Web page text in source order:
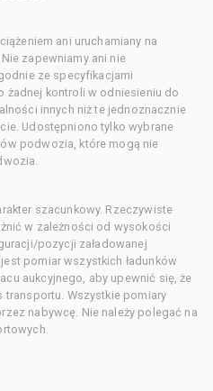
ani uruchamiany na
zapewniamy ani nie
ze specyfikacjami
żadnej kontroli w odniesieniu do
innych niż te jednoznacznie
Udostępniono tylko wybrane
podwozia, które mogą nie
szacunkowy. Rzeczywiste
w zależności od wysokości
pozycji załadowanej
pomiar wszystkich ładunków
aukcyjnego, aby upewnić się, że
transportu. Wszystkie pomiary
nabywcę. Nie należy polegać na